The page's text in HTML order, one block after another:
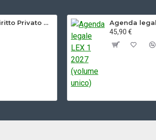
Manuale di Diritto Privato GIUFFRE' (Torrente) 2025
45,90 €